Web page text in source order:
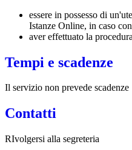
essere in possesso di
Istanze Online, in caso
aver effettuato la
Tempi e scadenze
Il servizio non prevede scadenze
Contatti
RIvolgersi alla segreteria